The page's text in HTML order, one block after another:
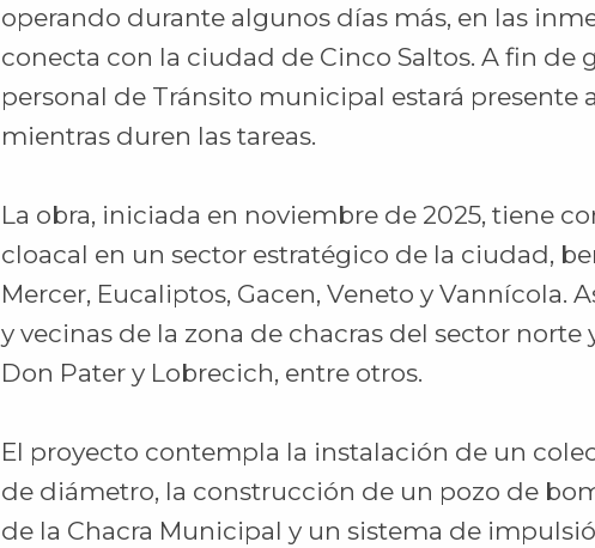
operando durante algunos días más, en las
conecta con la ciudad de Cinco Saltos. A fin de
personal de Tránsito municipal estará presente
mientras duren las tareas.
La obra, iniciada en noviembre de 2025, tiene
cloacal en un sector estratégico de la ciudad,
Mercer, Eucaliptos, Gacen, Veneto y Vannícola.
y vecinas de la zona de chacras del sector norte
Don Pater y Lobrecich, entre otros.
El proyecto contempla la instalación de un
de diámetro, la construcción de un pozo de
de la Chacra Municipal y un sistema de